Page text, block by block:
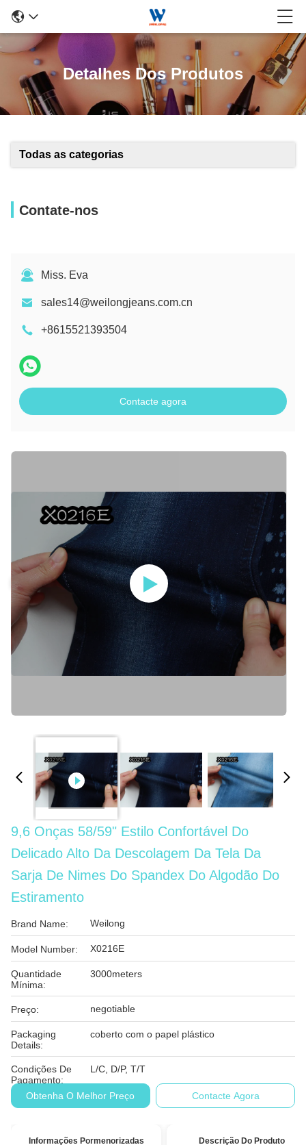
Detalhes Dos Produtos
Todas as categorias
Contate-nos
Miss. Eva
sales14@weilongjeans.com.cn
+8615521393504
Contacte agora
9,6 Onças 58/59" Estilo Confortável Do
Delicado Alto Da Descolagem Da Tela Da
Sarja De Nimes Do Spandex Do Algodão Do
Estiramento
Brand Name: Weilong
Model Number: X0216E
Quantidade
Mínima:
3000meters
Preço: negotiable
Packaging
Details:
coberto com o papel plástico
Condições De
Pagamento:
L/C, D/P, T/T
Obtenha O Melhor Preço Contacte Agora
Informações Pormenorizadas Descrição Do Produto